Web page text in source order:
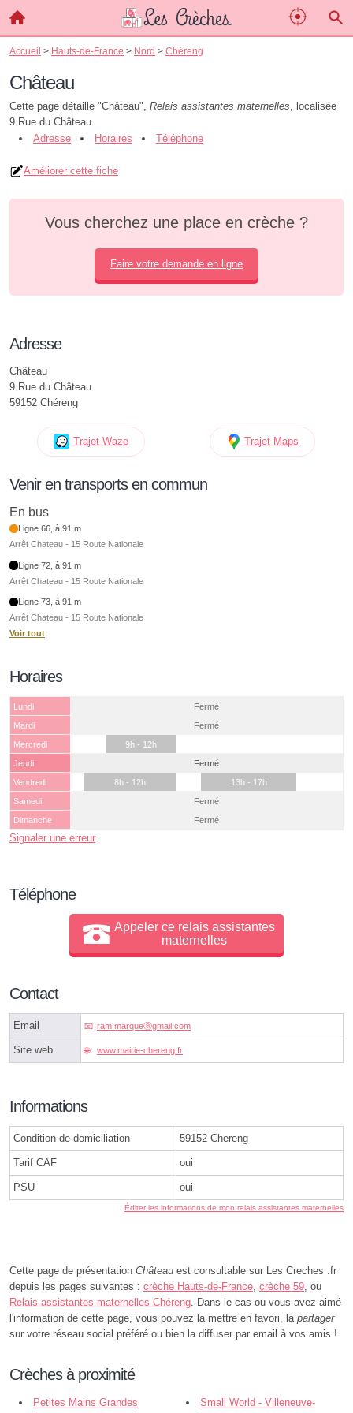
Accueil > Hauts-de-France > Nord > Chéreng
Château
Cette page détaille "Château", Relais assistantes maternelles, localisée
9 Rue du Château.
Adresse
Horaires Téléphone
Améliorer cette fiche
Vous cherchez une place en crèche ?
Faire votre demande en ligne
Adresse
Château
9 Rue du Château
59152 Chéreng
Trajet Waze Trajet Maps
Venir en transports en commun
En bus
Ligne 66, à 91 m
Arrêt Chateau - 15 Route Nationale
Ligne 72, à 91 m
Arrêt Chateau - 15 Route Nationale
Ligne 73, à 91 m
Arrêt Chateau - 15 Route Nationale
Voir tout
Horaires
Lundi
Fermé
Mardi
Fermé
Mercredi
9h - 12h
Jeudi
Fermé
Vendredi
8h - 12h
13h - 17h
Samedi
Fermé
Dimanche
Fermé
Signaler une erreur
Téléphone
Appeler ce relais assistantes
maternelles
Contact
Email ram.marqueⓐgmail.com
Site web www.mairie-chereng.fr
Informations
Condition de domiciliation 59152 Chereng
Tarif CAF oui
PSU oui
Éditer les informations de mon relais assistantes maternelles
Cette page de présentation Château est consultable sur Les Creches .fr
depuis les pages suivantes : crèche Hauts-de-France, crèche 59, ou
Relais assistantes maternelles Chéreng. Dans le cas ou vous avez aimé
l'information de cette page, vous pouvez la mettre en favori, la partager
sur votre réseau social préféré ou bien la diffuser par email à vos amis !
Crèches à proximité
Petites Mains Grandes Small World - Villeneuve-